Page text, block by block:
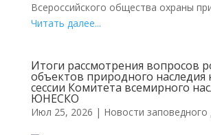
Всероссийского общества охраны
Читать далее...
Итоги рассмотрения вопросов
объектов природного наследия
сессии Комитета всемирного
ЮНЕСКО
Июл 25, 2026 | Новости заповедного